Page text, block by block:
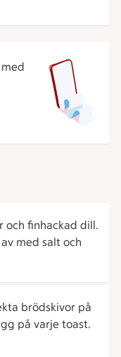
och finhackad dill.
med salt och
brödskivor på
på varje toast.